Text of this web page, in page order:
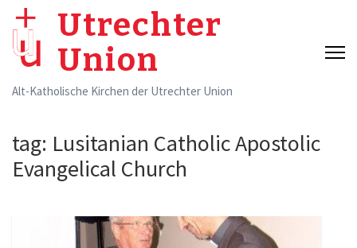
content
Enter)
Utrechter
Union
Alt-Katholische Kirchen der Utrechter Union
tag: Lusitanian Catholic Apostolic
Evangelical Church